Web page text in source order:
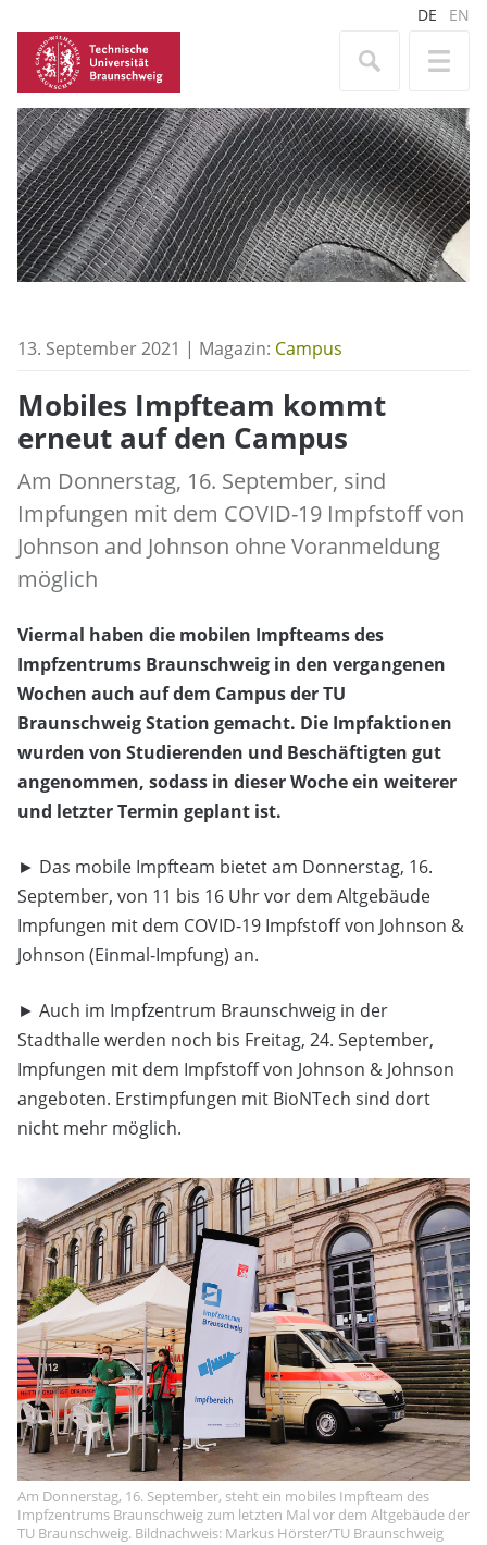
DE EN
13. September 2021 | Magazin: Campus
Mobiles Impfteam kommt
erneut auf den Campus
Am Donnerstag, 16. September, sind
Impfungen mit dem COVID-19 Impfstoff von
Johnson and Johnson ohne Voranmeldung
möglich
Viermal haben die mobilen Impfteams des
Impfzentrums Braunschweig in den vergangenen
Wochen auch auf dem Campus der TU
Braunschweig Station gemacht. Die Impfaktionen
wurden von Studierenden und Beschäftigten gut
angenommen, sodass in dieser Woche ein weiterer
und letzter Termin geplant ist.
► Das mobile Impfteam bietet am Donnerstag, 16.
September, von 11 bis 16 Uhr vor dem Altgebäude
Impfungen mit dem COVID-19 Impfstoff von Johnson &
Johnson (Einmal-Impfung) an.
► Auch im Impfzentrum Braunschweig in der
Stadthalle werden noch bis Freitag, 24. September,
Impfungen mit dem Impfstoff von Johnson & Johnson
angeboten. Erstimpfungen mit BioNTech sind dort
nicht mehr möglich.
Am Donnerstag, 16. September, steht ein mobiles Impfteam des
Impfzentrums Braunschweig zum letzten Mal vor dem Altgebäude der
TU Braunschweig. Bildnachweis: Markus Hörster/TU Braunschweig